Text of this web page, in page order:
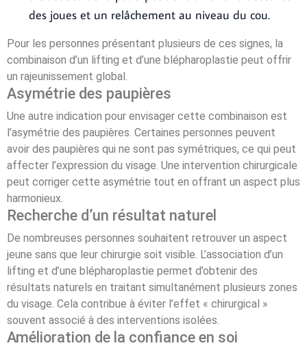
des joues et un relâchement au niveau du cou.
Pour les personnes présentant plusieurs de ces signes, la
combinaison d’un lifting et d’une blépharoplastie peut offrir
un rajeunissement global.
Asymétrie des paupières
Une autre indication pour envisager cette combinaison est
l’asymétrie des paupières. Certaines personnes peuvent
avoir des paupières qui ne sont pas symétriques, ce qui peut
affecter l’expression du visage. Une intervention chirurgicale
peut corriger cette asymétrie tout en offrant un aspect plus
harmonieux.
Recherche d’un résultat naturel
De nombreuses personnes souhaitent retrouver un aspect
jeune sans que leur chirurgie soit visible. L’association d’un
lifting et d’une blépharoplastie permet d’obtenir des
résultats naturels en traitant simultanément plusieurs zones
du visage. Cela contribue à éviter l’effet « chirurgical »
souvent associé à des interventions isolées.
Amélioration de la confiance en soi